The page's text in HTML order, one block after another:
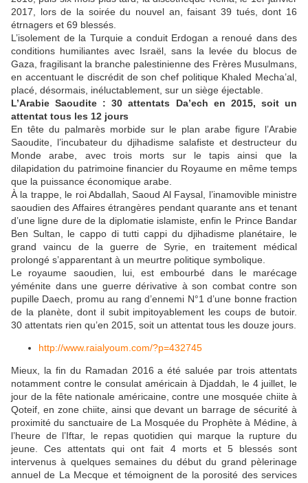
2017, lors de la soirée du nouvel an, faisant 39 tués, dont 16
étrnagers et 69 blessés.
L’isolement de la Turquie a conduit Erdogan a renoué dans des
conditions humiliantes avec Israël, sans la levée du blocus de
Gaza, fragilisant la branche palestinienne des Frères Musulmans,
en accentuant le discrédit de son chef politique Khaled Mecha’al,
placé, désormais, inéluctablement, sur un siège éjectable.
L’Arabie Saoudite : 30 attentats Da’ech en 2015, soit un
attentat tous les 12 jours
En tête du palmarès morbide sur le plan arabe figure l’Arabie
Saoudite, l’incubateur du djihadisme salafiste et destructeur du
Monde arabe, avec trois morts sur le tapis ainsi que la
dilapidation du patrimoine financier du Royaume en même temps
que la puissance économique arabe.
À la trappe, le roi Abdallah, Saoud Al Faysal, l’inamovible ministre
saoudien des Affaires étrangères pendant quarante ans et tenant
d’une ligne dure de la diplomatie islamiste, enfin le Prince Bandar
Ben Sultan, le cappo di tutti cappi du djihadisme planétaire, le
grand vaincu de la guerre de Syrie, en traitement médical
prolongé s’apparentant à un meurtre politique symbolique.
Le royaume saoudien, lui, est embourbé dans le marécage
yéménite dans une guerre dérivative à son combat contre son
pupille Daech, promu au rang d’ennemi N°1 d’une bonne fraction
de la planète, dont il subit impitoyablement les coups de butoir.
30 attentats rien qu’en 2015, soit un attentat tous les douze jours.
http://www.raialyoum.com/?p=432745
Mieux, la fin du Ramadan 2016 a été saluée par trois attentats
notamment contre le consulat américain à Djaddah, le 4 juillet, le
jour de la fête nationale américaine, contre une mosquée chiite à
Qoteif, en zone chiite, ainsi que devant un barrage de sécurité à
proximité du sanctuaire de La Mosquée du Prophète à Médine, à
l’heure de l’Iftar, le repas quotidien qui marque la rupture du
jeune. Ces attentats qui ont fait 4 morts et 5 blessés sont
intervenus à quelques semaines du début du grand pèlerinage
annuel de La Mecque et témoignent de la porosité des services